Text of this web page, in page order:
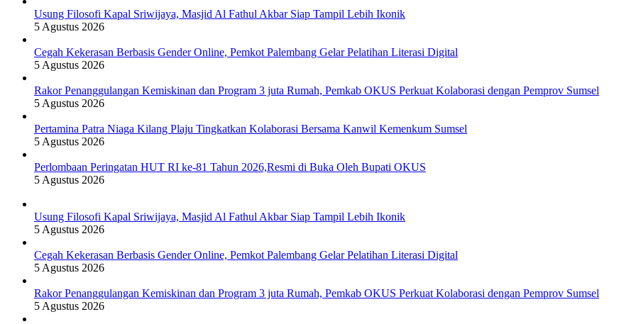
Usung Filosofi Kapal Sriwijaya, Masjid Al Fathul Akbar Siap Tampil Lebih Ikonik
5 Agustus 2026
Cegah Kekerasan Berbasis Gender Online, Pemkot Palembang Gelar Pelatihan Literasi Digital
5 Agustus 2026
Rakor Penanggulangan Kemiskinan dan Program 3 juta Rumah, Pemkab OKUS Perkuat Kolaborasi dengan Pemprov Sumsel
5 Agustus 2026
Pertamina Patra Niaga Kilang Plaju Tingkatkan Kolaborasi Bersama Kanwil Kemenkum Sumsel
5 Agustus 2026
Perlombaan Peringatan HUT RI ke-81 Tahun 2026,Resmi di Buka Oleh Bupati OKUS
5 Agustus 2026
Usung Filosofi Kapal Sriwijaya, Masjid Al Fathul Akbar Siap Tampil Lebih Ikonik
5 Agustus 2026
Cegah Kekerasan Berbasis Gender Online, Pemkot Palembang Gelar Pelatihan Literasi Digital
5 Agustus 2026
Rakor Penanggulangan Kemiskinan dan Program 3 juta Rumah, Pemkab OKUS Perkuat Kolaborasi dengan Pemprov Sumsel
5 Agustus 2026